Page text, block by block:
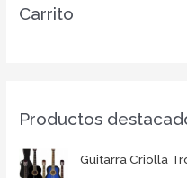
Carrito
Productos
Guitarra Criolla